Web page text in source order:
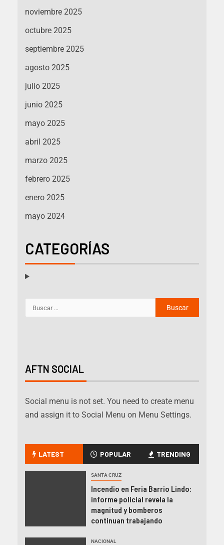
noviembre 2025
octubre 2025
septiembre 2025
agosto 2025
julio 2025
junio 2025
mayo 2025
abril 2025
marzo 2025
febrero 2025
enero 2025
mayo 2024
CATEGORÍAS
AFTN SOCIAL
Social menu is not set. You need to create menu
and assign it to Social Menu on Menu Settings.
LATEST POPULAR TRENDING
SANTA CRUZ
Incendio en Feria Barrio Lindo:
informe policial revela la
magnitud y bomberos
continuan trabajando
NACIONAL